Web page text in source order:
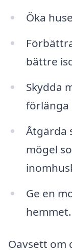
Öka
bättre
Skydda
förlänga
Åtgärda
mögel
Ge en
hemmet.
Oavsett om